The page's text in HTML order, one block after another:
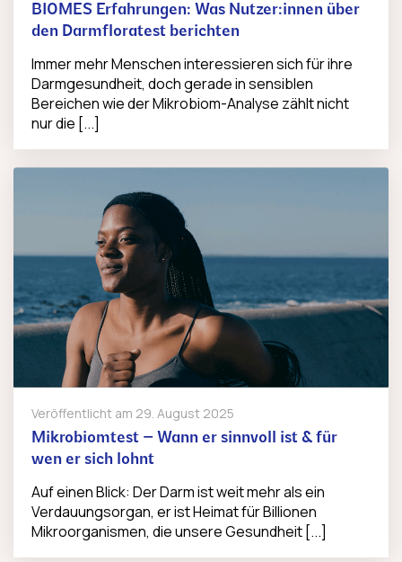
BIOMES Erfahrungen: Was Nutzer:innen über
den Darmfloratest berichten
Immer mehr Menschen interessieren sich für ihre
Darmgesundheit, doch gerade in sensiblen
Bereichen wie der Mikrobiom-Analyse zählt nicht
nur die [...]
Veröffentlicht am 29. August 2025
Mikrobiomtest – Wann er sinnvoll ist & für
wen er sich lohnt
Auf einen Blick: Der Darm ist weit mehr als ein
Verdauungsorgan, er ist Heimat für Billionen
Mikroorganismen, die unsere Gesundheit [...]